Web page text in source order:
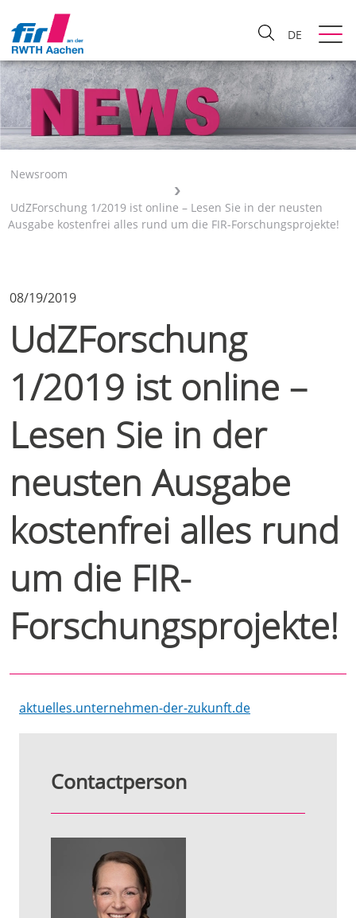
DE
Newsroom
UdZForschung 1/2019 ist online – Lesen Sie in der neusten
Ausgabe kostenfrei alles rund um die FIR-Forschungsprojekte!
08/19/2019
UdZForschung
1/2019 ist online –
Lesen Sie in der
neusten Ausgabe
kostenfrei alles rund
um die FIR-
Forschungsprojekte!
aktuelles.unternehmen-der-zukunft.de
Contactperson